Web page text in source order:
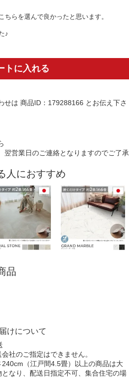
ちらを選んで良かったと思います。
♪
トに入れる
せは 商品ID：179288166 とお伝え下さ
翌営業日のご連絡となりますのでご了承
人におすすめ
品
けについて
会社のご指定はできません。
240cm（江戸間4.5畳）以上の商品は大
となり、配送日指定不可 、集合住宅の場